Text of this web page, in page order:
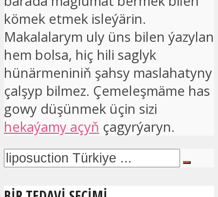
kömek etmek isleýärin.
Makalalarym uly üns bilen ýazylan
hem bolsa, hiç hili saglyk
hünärmeniniň şahsy maslahatyny
çalşyp bilmez. Çemeleşmäme has
gowy düşünmek üçin sizi
hekaýamy açyň çagyrýaryn.